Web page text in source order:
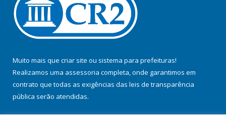
Muito mais que criar site ou sistema para prefeituras!
Realizamos uma assessoria completa, onde garantimos em
contrato que todas as exigências das leis de transparência
pública serão atendidas.